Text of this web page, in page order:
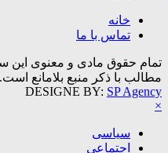
خانه
تماس با ما
تمام حقوق مادی و معنوی این
مطالب با ذکر منبع بلامانع است.
DESIGNE BY: SP Agency
×
سیاسی
اجتماعی